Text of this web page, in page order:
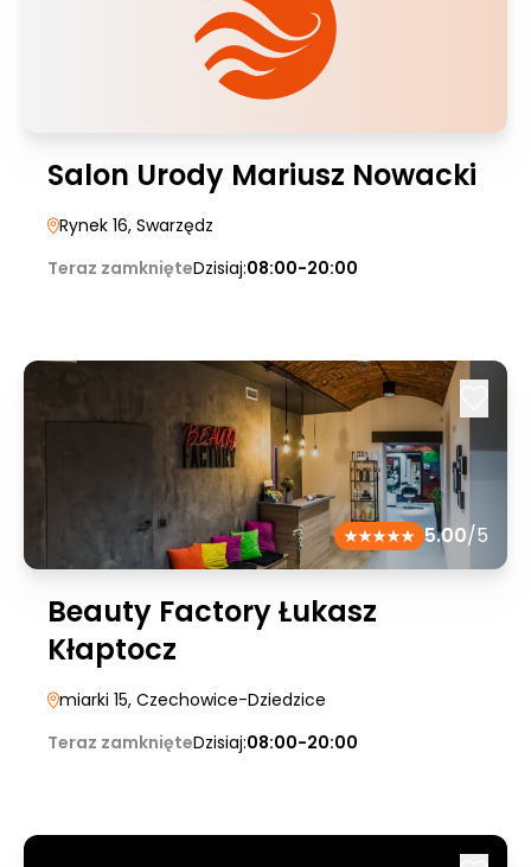
Salon Urody Mariusz Nowacki
Rynek 16, Swarzędz
Teraz zamknięteDzisiaj:08:00-20:00
5.00/5
Beauty Factory Łukasz
Kłaptocz
miarki 15, Czechowice-Dziedzice
Teraz zamknięteDzisiaj:08:00-20:00